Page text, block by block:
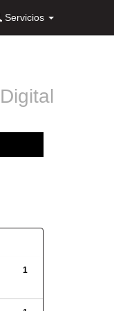
Servicios
Digital
1